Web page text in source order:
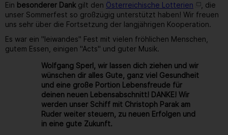
Ein besonderer Dank gilt den Österreichische Lotterien
, die
unser Sommerfest so großzügig unterstützt haben! Wir freuen
uns sehr über die Fortsetzung der langjährigen Kooperation.
Es war ein "leiwandes" Fest mit vielen fröhlichen Menschen,
gutem Essen, einigen "Acts" und guter Musik.
Wolfgang Sperl, wir lassen dich ziehen und wir
wünschen dir alles Gute, ganz viel Gesundheit
und eine große Portion Lebensfreude für
deinen neuen Lebensabschnitt! DANKE! Wir
werden unser Schiff mit Christoph Parak am
Ruder weiter steuern, zu neuen Erfolgen und
in eine gute Zukunft.